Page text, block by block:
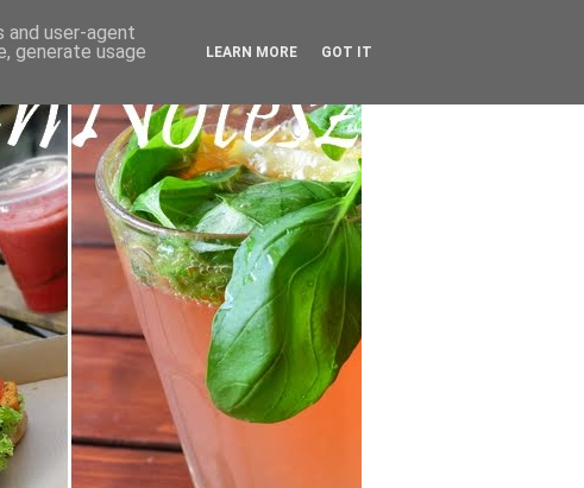
and user-agent
generate usage
LEARN MORE GOT IT